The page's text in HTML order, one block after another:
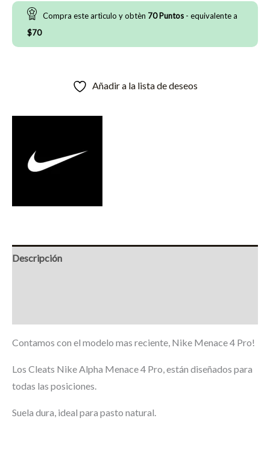
4
-
Compra este artìculo y obtèn 70Puntos - equivalente a
$70
Añadir a la lista de deseos
Descripción
Contamos con el modelo mas reciente, Nike Menace 4 Pro!
Los Cleats Nike Alpha Menace 4 Pro, están diseñados para
todas las posiciones.
Suela dura, ideal para pasto natural.